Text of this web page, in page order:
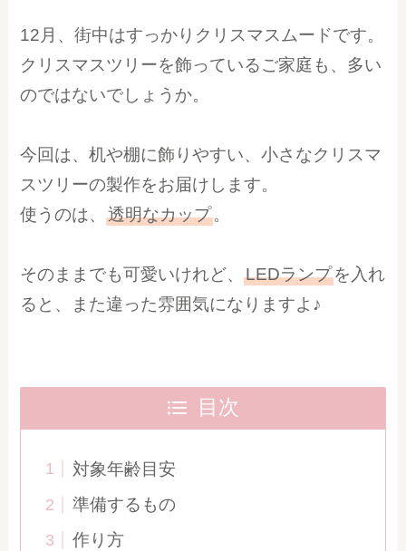
12月、街中はすっかりクリスマスムードです。
クリスマスツリーを飾っているご家庭も、多い
のではないでしょうか。
今回は、机や棚に飾りやすい、小さなクリスマ
スツリーの製作をお届けします。
使うのは、透明なカップ。
そのままでも可愛いけれど、LEDランプを入れ
ると、また違った雰囲気になりますよ♪
目次
対象年齢目安
準備するもの
作り方